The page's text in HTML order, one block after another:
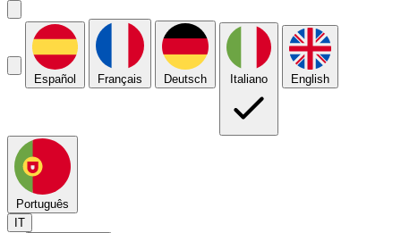
Español Français Deutsch Italiano English
Português
IT